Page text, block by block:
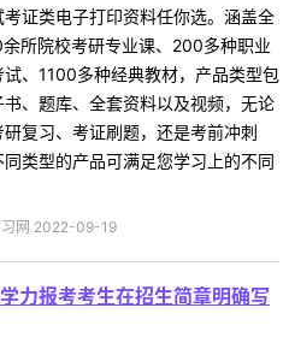
考证类电子打印资料任你选。涵盖全
所院校考研专业课、200多种职业
试、1100多种经典教材，产品类型包
书、题库、全套资料以及视频，无论
研复习、考证刷题，还是考前冲刺
同类型的产品可满足您学习上的不同
习网 2022-09-19
力报考考生在招生简章明确写